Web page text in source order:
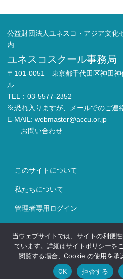
公益財団法人ユネスコ・アジア文
内
ユネスコスクール事務局
〒101-0051 東京都千代田区神田
ル
TEL：03-5577-2852
※恐れ入りますが、メールでのご連
E-MAIL: webmaster@accu.or.jp
お問い合わせ
このサイトについて
私たちについて
管理者専用ログイン
加盟校情報
当ウェブサイトでは、サイトの利便
ています。詳細はサイトポリシーを
閲覧する場合、Cookie の使用を承
OK
拒否する